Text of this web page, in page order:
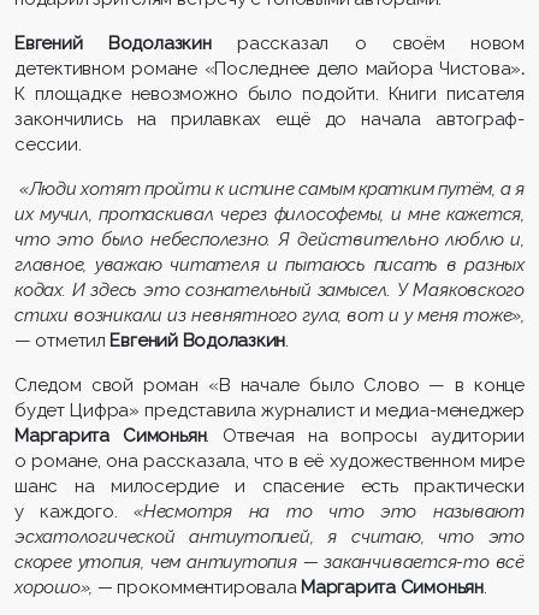
Евгений Водолазкинрассказал о своём новом
детективном романе «Последнее дело майора Чистова».
К площадке невозможно было подойти. Книги писателя
закончились на прилавках ещё до начала автограф-
сессии.
«Люди хотят пройти к истине самым кратким путём, а я
их мучил, протаскивал через философемы, и мне кажется,
что это было небесполезно. Я действительно люблю и,
главное, уважаю читателя и пытаюсь писать в разных
кодах. И здесь это сознательный замысел. У Маяковского
стихи возникали из невнятного гула, вот и у меня тоже»,
— отметил Евгений Водолазкин.
Следом свой роман «В начале было Слово — в конце
будет Цифра» представила журналист и медиа-менеджер
Маргарита Симоньян. Отвечая на вопросы аудитории
о романе, она рассказала, что в её художественном мире
шанс на милосердие и спасение есть практически
у каждого.«Несмотря на то что это называют
эсхатологической антиутопией, я считаю, что это
скорее утопия, чем антиутопия — заканчивается-то всё
хорошо», —прокомментировала Маргарита Симоньян.